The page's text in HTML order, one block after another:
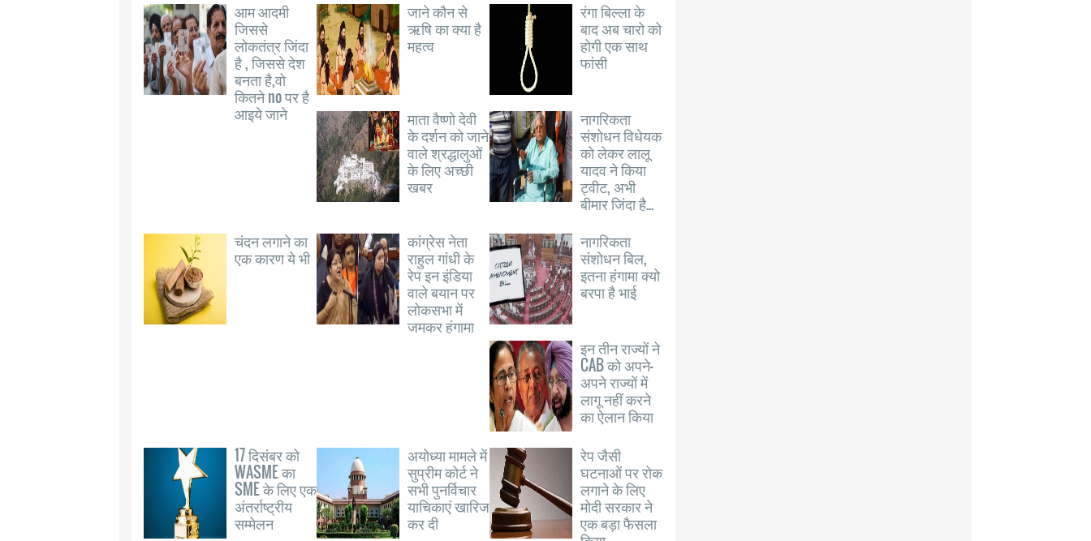
आम आदमी
जिससे
लोकतंत्र जिंदा
है , जिससे देश
बनता है,वो
कितने no पर है
आइये जाने
जाने कौन से
ऋषि का क्या है
महत्व
रंगा बिल्ला के
बाद अब चारो को
होगी एक साथ
फांसी
माता वैष्णो देवी
के दर्शन को जाने
वाले श्रद्धालुओं
के लिए अच्छी
खबर
नागरिकता
संशोधन विधेयक
को लेकर लालू
यादव ने किया
ट्वीट, अभी
बीमार जिंदा है...
चंदन लगाने का
एक कारण ये भी
कांग्रेस नेता
राहुल गांधी के
रेप इन इंडिया
वाले बयान पर
लोकसभा में
जमकर हंगामा
नागरिकता
संशोधन बिल,
इतना हंगामा क्यो
बरपा है भाई
इन तीन राज्यों ने
CAB को अपने-
अपने राज्यों में
लागू नहीं करने
का ऐलान किया
17 दिसंबर को
WASME का
SME के लिए एक
अंतर्राष्ट्रीय
सम्मेलन
अयोध्या मामले में
सुप्रीम कोर्ट ने
सभी पुनर्विचार
याचिकाएं खारिज
कर दी
रेप जैसी
घटनाओं पर रोक
लगाने के लिए
मोदी सरकार ने
एक बड़ा फैसला